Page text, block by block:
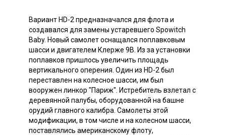
Вариант HD-2 предназначался для флота и
создавался для замены устаревшего Spowitch
Baby. Новый самолет оснащался поплавковым
шасси и двигателем Клерже 9В. Из за установки
поплавков пришлось увеличить площадь
вертикального оперения. Один из HD-2 был
переставлен на колесное шасси, им был
вооружен линкор "Париж". Истребитель взлетал с
деревянной палубы, оборудованной на башне
орудий главного калибра. Самолеты этой
модификации, в том числе и на колесном шасси,
поставлялись американскому флоту,